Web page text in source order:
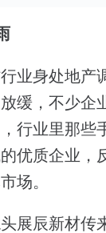
业身处地产
缓，不少企
行业里那些
优质企业，
场。
展辰新材传